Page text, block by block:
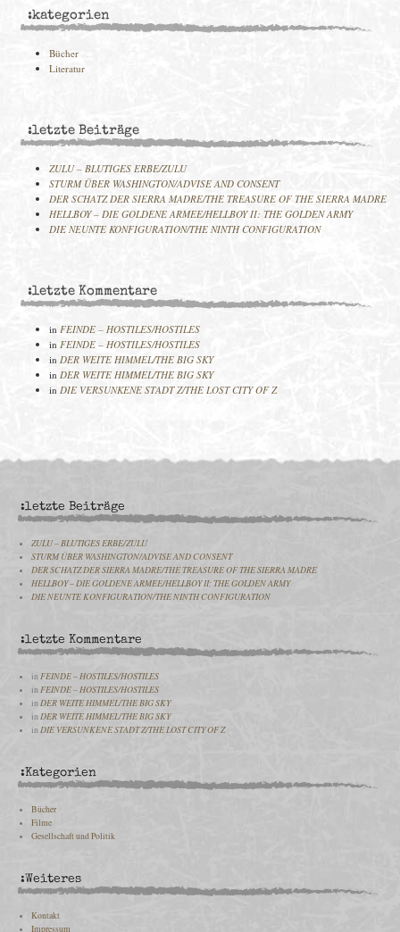
:kategorien
Bücher
Literatur
:letzte Beiträge
ZULU – BLUTIGES ERBE/ZULU
STURM ÜBER WASHINGTON/ADVISE AND CONSENT
DER SCHATZ DER SIERRA MADRE/THE TREASURE OF THE SIERRA MADRE
HELLBOY – DIE GOLDENE ARMEE/HELLBOY II: THE GOLDEN ARMY
DIE NEUNTE KONFIGURATION/THE NINTH CONFIGURATION
:letzte Kommentare
in FEINDE – HOSTILES/HOSTILES
in FEINDE – HOSTILES/HOSTILES
in DER WEITE HIMMEL/THE BIG SKY
in DER WEITE HIMMEL/THE BIG SKY
in DIE VERSUNKENE STADT Z/THE LOST CITY OF Z
:letzte Beiträge
ZULU – BLUTIGES ERBE/ZULU
STURM ÜBER WASHINGTON/ADVISE AND CONSENT
DER SCHATZ DER SIERRA MADRE/THE TREASURE OF THE SIERRA MADRE
HELLBOY – DIE GOLDENE ARMEE/HELLBOY II: THE GOLDEN ARMY
DIE NEUNTE KONFIGURATION/THE NINTH CONFIGURATION
:letzte Kommentare
in FEINDE – HOSTILES/HOSTILES
inFEINDE – HOSTILES/HOSTILES
inDER WEITE HIMMEL/THE BIG SKY
inDER WEITE HIMMEL/THE BIG SKY
inDIE VERSUNKENE STADT Z/THE LOST CITY OF Z
:Kategorien
Bücher
Filme
Gesellschaft und Politik
:Weiteres
Kontakt
Impressum